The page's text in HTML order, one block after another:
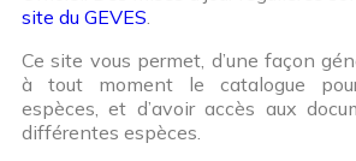
site du GEVES
Ce site vous permet, d’une façon
à tout moment le catalogue
espèces, et d’avoir accès aux
différentes espèces.